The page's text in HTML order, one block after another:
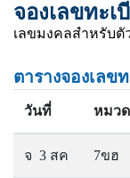
จองเลขทะเ
เลขมงคลสำหรับตั
ตารางจองเลข
วันที่ หมว
จ 3 สค 7ขฮ